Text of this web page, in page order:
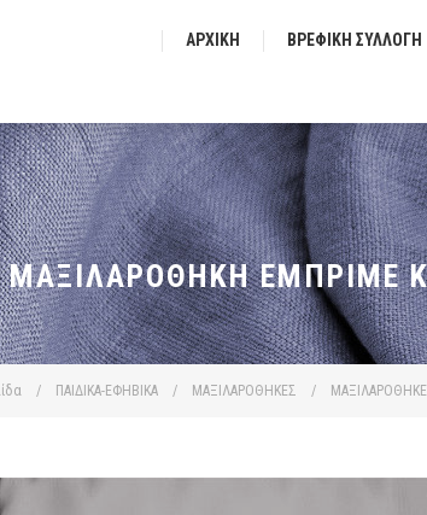
ΑΡΧΙΚΉ ΒΡΕΦΙΚΗ ΣΥΛΛΟΓΗ
/ ΠΑΙΔΙΚΑ-ΕΦΗΒΙΚΑ / ΜΑΞΙΛΑΡΟΘΗΚΕΣ /
ΜΑΞΙΛΑΡΟΘΉΚΗ ΕΜΠΡΙΜΈ